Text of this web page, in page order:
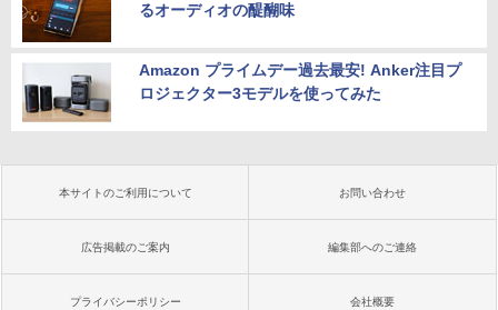
るオーディオの醍醐味
Amazon プライムデー過去最安! Anker注目プ
ロジェクター3モデルを使ってみた
本サイトのご利用について お問い合わせ
広告掲載のご案内 編集部へのご連絡
プライバシーポリシー 会社概要